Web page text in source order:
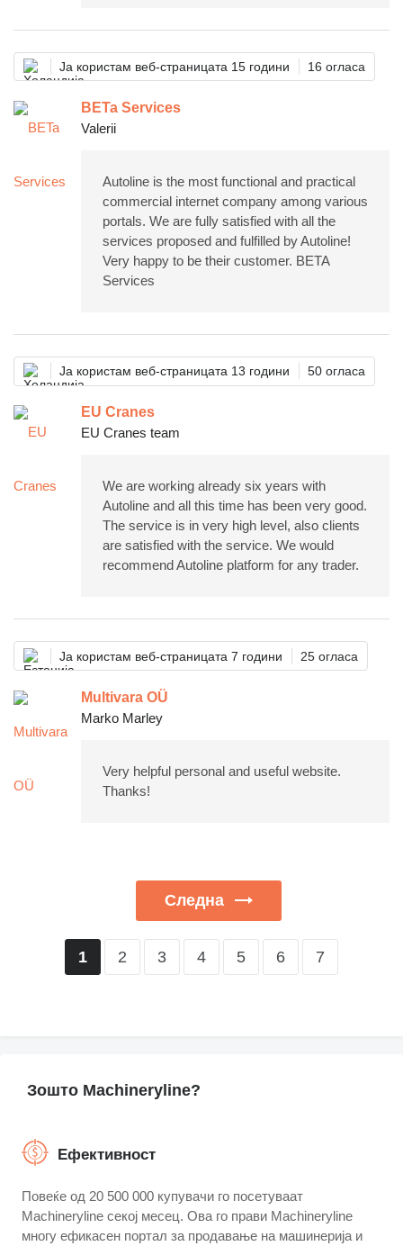
Ја користам веб-страницата 15 години 16 огласа
BETa Services
Valerii
Autoline is the most functional and practical
commercial internet company among various
portals. We are fully satisfied with all the
services proposed and fulfilled by Autoline!
Very happy to be their customer. BETA
Services
Ја користам веб-страницата 13 години 50 огласа
EU Cranes
EU Cranes team
We are working already six years with
Autoline and all this time has been very good.
The service is in very high level, also clients
are satisfied with the service. We would
recommend Autoline platform for any trader.
Ја користам веб-страницата 7 години 25 огласа
Multivara OÜ
Marko Marley
Very helpful personal and useful website.
Thanks!
Следна
1 2 3 4 5 6 7
Зошто Machineryline?
Eфективност
Повеќе од 20 500 000 купувачи го посетуваат
Machineryline секој месец. Ова го прави Machineryline
многу ефикасен портал за продавање на машинерија и